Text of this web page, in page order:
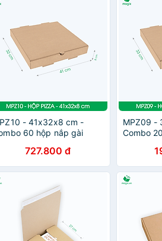
- 41x32x8 cm -
60 hộp nắp gài
hộp carton gói hàng,
quà
727.800 đ
MPZ09 -
Combo
gập, hộp
hộp quà